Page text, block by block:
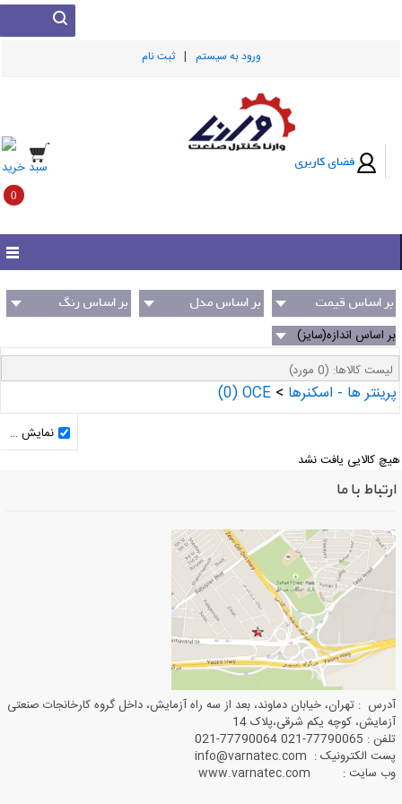
ورود به سيستم| ثبت نام
فضای کاربری سبد خرید
0
بر اساس قیمت
بر اساس مدل
بر اساس رنگ
بر اساس اندازه(سایز)
لیست کالاها: (0 مورد)
پرینتر ها - اسکنرها>
OCE
(0)
نمایش کالاهای ناموجود
هیچ کالایی یافت نشد
ارتباط با ما
آدرس : تهران، خیابان دماوند، بعد از سه راه آزمایش، داخل گروه کارخانجات صنعتی
آزمایش، کوچه یکم شرقی،پلاک 14
تلفن : 77790065-021 77790064-021
پست الکترونیک : info@varnatec.com
وب سایت : www.varnatec.com